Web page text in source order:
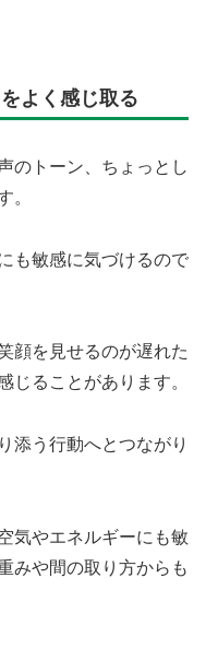
よく感じ取る
のトーン、ちょっとし
。
も敏感に気づけるので
顔を見せるのが遅れた
じることがあります。
添う行動へとつながり
気やエネルギーにも敏
みや間の取り方からも